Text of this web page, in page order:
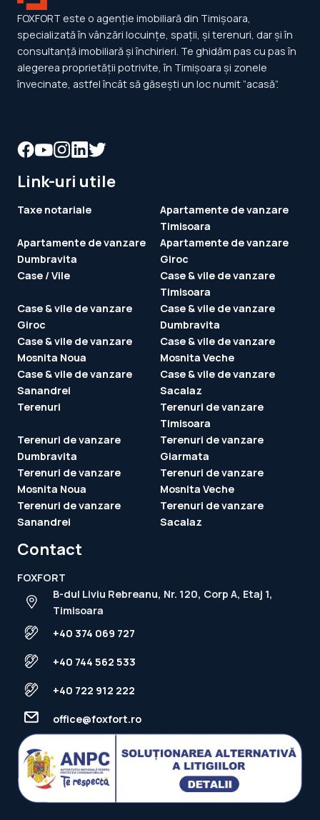
FOXFORT este o agenție imobiliară din Timișoara,
specializată în vânzări locuințe, spații, și terenuri, dar și în
consultanță imobiliară și închirieri. Te ghidăm pas cu pas în
alegerea proprietății potrivite, în Timișoara și zonele
învecinate, astfel încât să găsești un loc numit ”acasă”.
Link-uri utile
Taxe notariale
Apartamente de vanzare
Timisoara
Apartamente de vanzare
Dumbravita
Apartamente de vanzare
Giroc
Case / Vile
Case & vile de vanzare
Timisoara
Case & vile de vanzare
Giroc
Case & vile de vanzare
Dumbravita
Case & vile de vanzare
Mosnita Noua
Case & vile de vanzare
Mosnita Veche
Case & vile de vanzare
Sanandrei
Case & vile de vanzare
Sacalaz
Terenuri
Terenuri de vanzare
Timisoara
Terenuri de vanzare
Dumbravita
Terenuri de vanzare
Giarmata
Terenuri de vanzare
Mosnita Noua
Terenuri de vanzare
Mosnita Veche
Terenuri de vanzare
Sanandrei
Terenuri de vanzare
Sacalaz
Contact
FOXFORT
B-dul Liviu Rebreanu, Nr. 120, Corp A, Etaj 1,
Timisoara
+40 374 069 727
+40 744 562 533
+40 722 912 222
office@foxfort.ro